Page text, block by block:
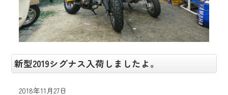
新型2019シグナス入荷しましたよ。
2018年11月27日